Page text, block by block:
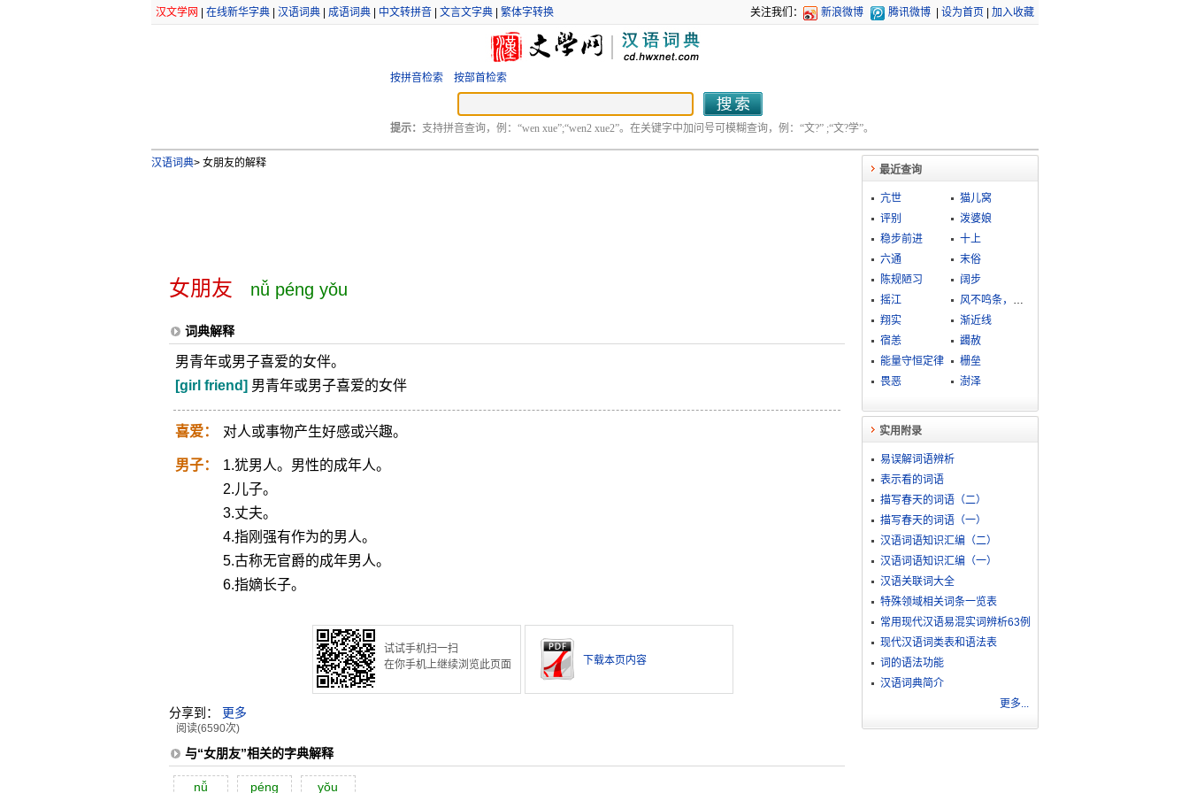
汉文学网 在线新华字典| 汉语词典| 成语词典| 中文转拼音| 文言文字典| 繁体字转换 关注我们： 新浪微博 腾讯微博 设为首页 加入收藏
按拼音检索 按部首检索
提示： 支持拼音查询，例：“wen xue”;“wen2 xue2”。在关键字中加问号可模糊查询，例：“文?” ;“文?学”。
汉语词典>女朋友的解释
女朋友 nǚ péng yǒu
词典解释
男青年或男子喜爱的女伴。
[girl friend] 男青年或男子喜爱的女伴
喜爱： 对人或事物产生好感或兴趣。
男子：
1.犹男人。男性的成年人。
2.儿子。
3.丈夫。
4.指刚强有作为的男人。
5.古称无官爵的成年男人。
6.指嫡长子。
试试手机扫一扫
在你手机上继续浏览此页面
下载本页内容
分享到： 更多
阅读(6590次)
与“女朋友”相关的字典解释
nǚ péng yŏu
最近查询
亢世
猫儿窝
评别
泼婆娘
稳步前进
十上
六通
末俗
陈规陋习
阔步
摇江
风不鸣条，雨不破块
翔实
渐近线
宿恙
蠲赦
能量守恒定律
栅垒
畏恶
澍泽
实用附录
易误解词语辨析
表示看的词语
描写春天的词语（二）
描写春天的词语（一）
汉语词语知识汇编（二）
汉语词语知识汇编（一）
汉语关联词大全
特殊领域相关词条一览表
常用现代汉语易混实词辨析63例
现代汉语词类表和语法表
词的语法功能
汉语词典简介
更多...